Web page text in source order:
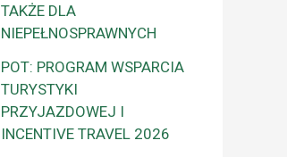
TAKŻE DLA
NIEPEŁNOSPRAWNYCH
POT: PROGRAM WSPARCIA
TURYSTYKI
PRZYJAZDOWEJ I
INCENTIVE TRAVEL 2026